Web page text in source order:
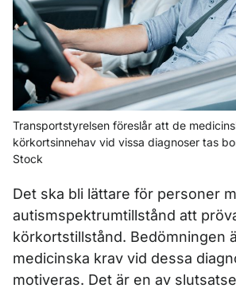
Transportstyrelsen föreslår att de
körkortsinnehav vid vissa diagnoser tas
Stock
Det ska bli lättare för personer
autismspektrumtillstånd att
körkortstillstånd. Bedömningen
medicinska krav vid dessa
motiveras. Det är en av